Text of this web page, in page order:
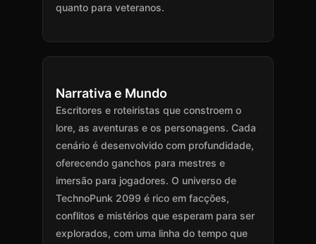
quanto para veteranos.
Narrativa e Mundo
Escritores e roteiristas que constroem o
lore, as aventuras e os personagens. Cada
cenário é desenvolvido com profundidade,
oferecendo ganchos para mestres e
imersão para jogadores. O universo de
TechnoPunk 2099 é rico em facções,
conflitos e mistérios que esperam para ser
explorados, com uma linha do tempo que